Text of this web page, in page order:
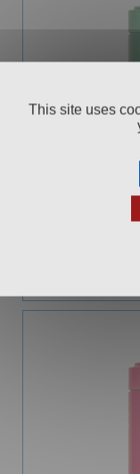
EASY
This site uses